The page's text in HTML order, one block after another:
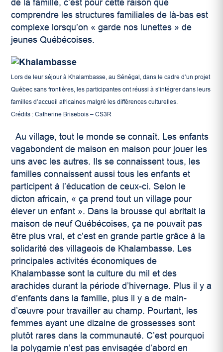
de la famille, c’est pour cette raison que
comprendre les structures familiales de là-bas est
complexe lorsqu’on « garde nos lunettes » de
jeunes Québécoises.
Lors de leur séjour à Khalambasse, au Sénégal, dans le cadre d’un projet
Québec sans frontières, les participantes ont réussi à s’intégrer dans leurs
familles d’accueil africaines malgré les différences culturelles.
Crédits : Catherine Brisebois – CS3R
Au village, tout le monde se connaît. Les enfants
vagabondent de maison en maison pour jouer les
uns avec les autres. Ils se connaissent tous, les
familles connaissent aussi tous les enfants et
participent à l’éducation de ceux-ci. Selon le
dicton africain, « ça prend tout un village pour
élever un enfant ». Dans la brousse qui abritait la
maison de neuf Québécoises, ça ne pouvait pas
être plus vrai, et c’est en grande partie grâce à la
solidarité des villageois de Khalambasse. Les
principales activités économiques de
Khalambasse sont la culture du mil et des
arachides durant la période d’hivernage. Plus il y a
d’enfants dans la famille, plus il y a de main-
d’œuvre pour travailler au champ. Pourtant, les
femmes ayant une dizaine de grossesses sont
plutôt rares dans la communauté. C’est pourquoi
la polygamie n’est pas envisagée d’abord en